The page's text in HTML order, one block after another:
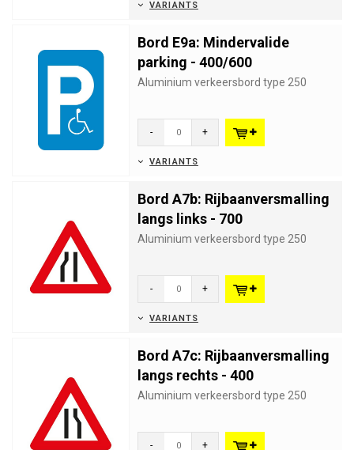
VARIANTS
Bord E9a: Mindervalide
parking - 400/600
Aluminium verkeersbord type 250
- +
VARIANTS
Bord A7b: Rijbaanversmalling
langs links - 700
Aluminium verkeersbord type 250
- +
VARIANTS
Bord A7c: Rijbaanversmalling
langs rechts - 400
Aluminium verkeersbord type 250
- +